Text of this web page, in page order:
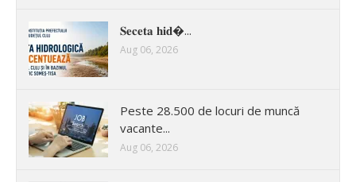
𝐒𝐞𝐜𝐞𝐭𝐚 𝐡𝐢𝐝�...
Aug 06, 2026
Peste 28.500 de locuri de muncă
vacante...
Aug 06, 2026